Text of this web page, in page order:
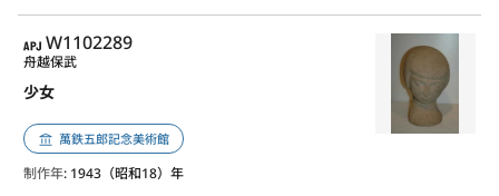
APJ
W1102289
少女
舟越保武
萬鉄五郎記念美術館
制作年: 1943（昭和18）年